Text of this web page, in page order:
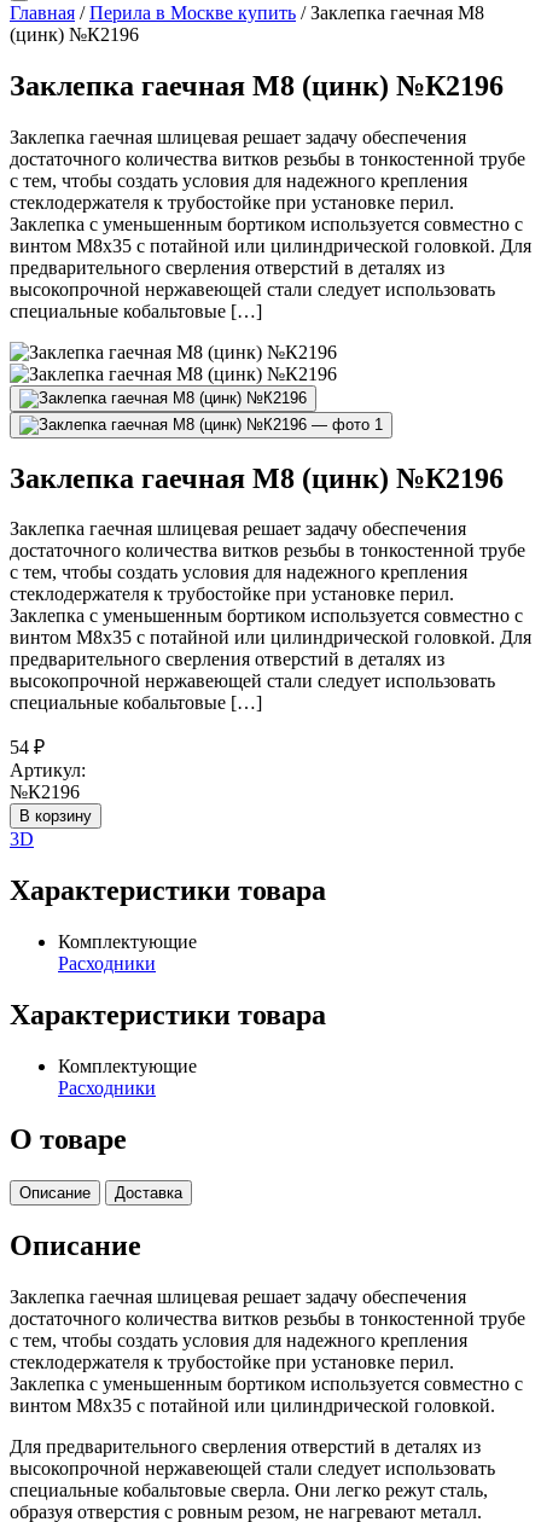
Главная /Перила в Москве купить /Заклепка гаечная М8
(цинк) №К2196
Заклепка гаечная М8 (цинк) №К2196
Заклепка гаечная шлицевая решает задачу обеспечения
достаточного количества витков резьбы в тонкостенной трубе
с тем, чтобы создать условия для надежного крепления
стеклодержателя к трубостойке при установке перил.
Заклепка с уменьшенным бортиком используется совместно с
винтом М8х35 с потайной или цилиндрической головкой. Для
предварительного сверления отверстий в деталях из
высокопрочной нержавеющей стали следует использовать
специальные кобальтовые […]
Заклепка гаечная М8 (цинк) №К2196
Заклепка гаечная шлицевая решает задачу обеспечения
достаточного количества витков резьбы в тонкостенной трубе
с тем, чтобы создать условия для надежного крепления
стеклодержателя к трубостойке при установке перил.
Заклепка с уменьшенным бортиком используется совместно с
винтом М8х35 с потайной или цилиндрической головкой. Для
предварительного сверления отверстий в деталях из
высокопрочной нержавеющей стали следует использовать
специальные кобальтовые […]
54 ₽
Артикул:
№К2196
В корзину
3D
Характеристики товара
Комплектующие
Расходники
Характеристики товара
Комплектующие
Расходники
О товаре
Описание Доставка
Описание
Заклепка гаечная шлицевая решает задачу обеспечения
достаточного количества витков резьбы в тонкостенной трубе
с тем, чтобы создать условия для надежного крепления
стеклодержателя к трубостойке при установке перил.
Заклепка с уменьшенным бортиком используется совместно с
винтом М8х35 с потайной или цилиндрической головкой.
Для предварительного сверления отверстий в деталях из
высокопрочной нержавеющей стали следует использовать
специальные кобальтовые сверла. Они легко режут сталь,
образуя отверстия с ровным резом, не нагревают металл.